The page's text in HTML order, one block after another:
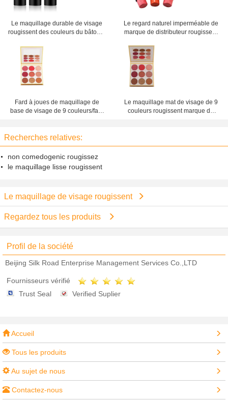
Le maquillage durable de visage
rougissent des couleurs du bâton 3
ingrédients
Le regard naturel imperméable de
marque de distributeur rougissent
Fard à joues de maquillage de
base de visage de 9 couleurs/fard
Le maquillage mat de visage de 9
couleurs rougissent marque de
Recherches relatives:
non comedogenic rougissez
le maquillage lisse rougissent
Le maquillage de visage rougissent
Regardez tous les produits
Profil de la société
Beijing Silk Road Enterprise Management Services Co.,LTD
Fournisseurs vérifié
Trust Seal
Verified Suplier
Accueil
Tous les produits
Au sujet de nous
Contactez-nous